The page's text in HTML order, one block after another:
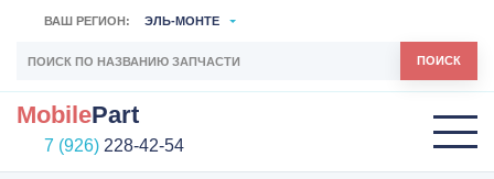
ВАШ РЕГИОН: ЭЛЬ-МОНТЕ
ПОИСК
MobilePart
7 (926) 228-42-54